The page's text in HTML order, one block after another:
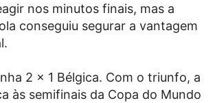
nos minutos finais, mas a
conseguiu segurar a vantagem
2 x 1 Bélgica. Com o triunfo, a
às semifinais da Copa do Mundo